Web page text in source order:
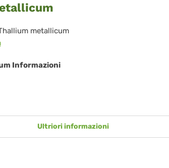
metallicum
Informazioni
Ultriori informazioni